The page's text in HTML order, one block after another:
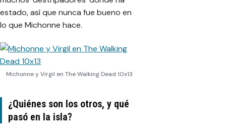
estado, así que nunca fue bueno en
lo que Michonne hace.
Michonne y Virgil en The Walking Dead 10x13
¿Quiénes son los otros, y qué
pasó en la isla?